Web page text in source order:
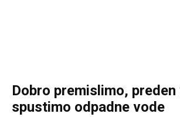
Dobro premislimo,
spustimo odpadne vode